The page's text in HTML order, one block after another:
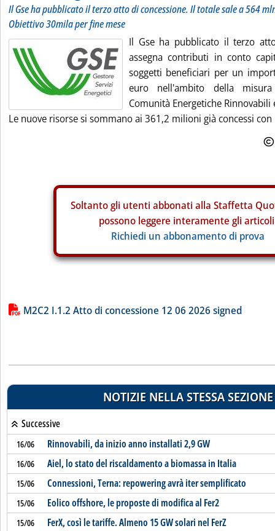
Il Gse ha pubblicato il terzo atto di concessione. Il totale sale a 564
Obiettivo 30mila per fine mese
Il Gse ha pubblicato il terzo
assegna contributi in conto
soggetti beneficiari per un
euro nell'ambito della
Comunità Energetiche Rinnovabili
Le nuove risorse si sommano ai 361,2 milioni già concessi
Soltanto gli utenti abbonati alla Staffetta
possono leggere interamente gli
Richiedi un abbonamento di prova
Lista allegati PDF alla notizia
M2C2 I.1.2 Atto di concessione 12 06 2026 signed
NOTIZIE NELLA STESSA SEZIONE
Successive
16/06 Rinnovabili, da inizio anno installati 2,9 GW
16/06 Aiel, lo stato del riscaldamento a biomassa in Italia
15/06 Connessioni, Terna: repowering avrà iter semplificato
15/06 Eolico offshore, le proposte di modifica al Fer2
15/06 FerX, così le tariffe. Almeno 15 GW solari nel FerZ